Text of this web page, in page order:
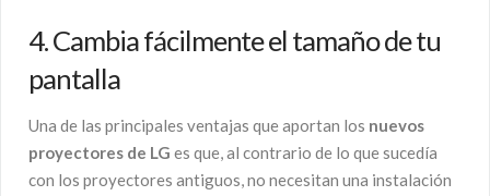
4. Cambia fácilmente el tamaño de tu
pantalla
Una de las principales ventajas que aportan los nuevos
proyectores de LG es que, al contrario de lo que sucedía
con los proyectores antiguos, no necesitan una instalación